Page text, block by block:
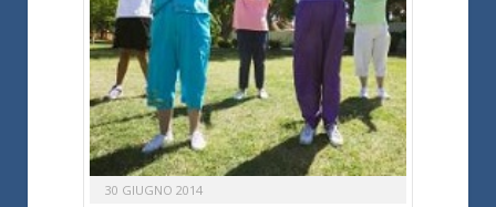
30 GIUGNO 2014